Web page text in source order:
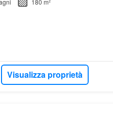
180 m²
Visualizza proprietà